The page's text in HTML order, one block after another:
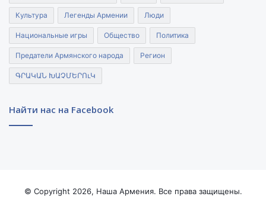
Культура Легенды Армении Люди
Национальные игры Общество Политика
Предатели Армянского народа Регион
ԳՐԱԿԱՆ ԽԱՉՄԵՐՈւԿ
Найти нас на Facebook
© Copyright 2026, Наша Армения. Все права защищены.